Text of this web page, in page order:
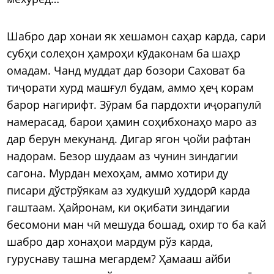
Шабро дар хонаи як хешамон саҳар карда, сари
субҳи солеҳон ҳамроҳи кӯдаконам ба шаҳр
омадам. Чанд муддат дар бозори Саховат ба
тиҷорати хурд машғул будам, аммо ҳеҷ корам
барор нагирифт. Зӯрам ба пардохти иҷорапулӣ
намерасад, барои ҳамин соҳибхонаҳо маро аз
дар берун мекунанд. Дигар ягон ҷойи рафтан
надорам. Безор шудаам аз чунин зиндагии
сагона. Мурдан мехоҳам, аммо хотири ду
писари дўстрўякам аз худкушӣ худдорӣ карда
гаштаам. Ҳайронам, ки оқибати зиндагии
бесомони ман чӣ мешуда бошад, охир то ба кай
шабро дар хонаҳои мардум рўз карда,
гуруснаву ташна мегардем? Ҳамааш айби